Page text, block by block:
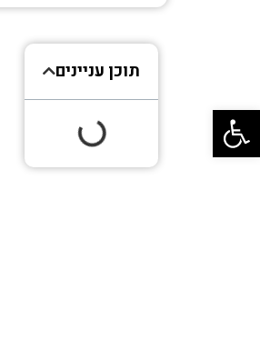
פתח סרגל נגישות
תוכן עניינים